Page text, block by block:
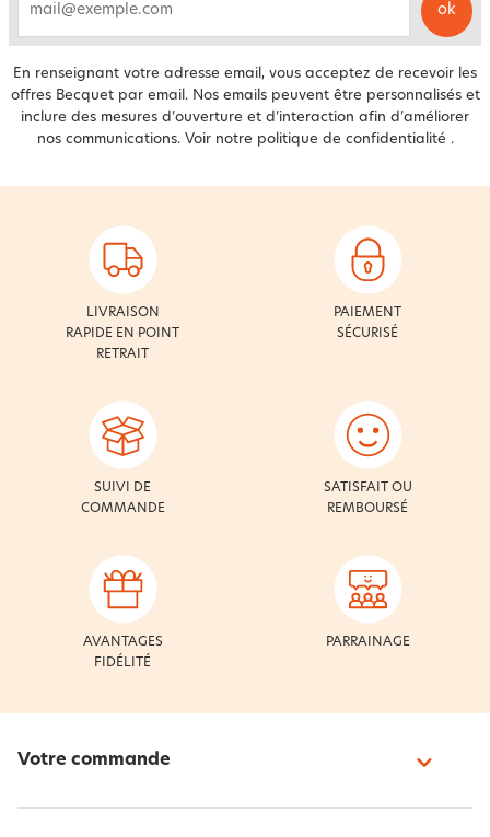
ok
En renseignant votre adresse email, vous acceptez de recevoir les
offres Becquet par email. Nos emails peuvent être personnalisés et
inclure des mesures d’ouverture et d’interaction afin d’améliorer
nos communications. Voir notre politique de confidentialité .
LIVRAISON
RAPIDE EN POINT
RETRAIT
PAIEMENT
SÉCURISÉ
SUIVI DE
COMMANDE
SATISFAIT OU
REMBOURSÉ
AVANTAGES
FIDÉLITÉ
PARRAINAGE
Votre commande